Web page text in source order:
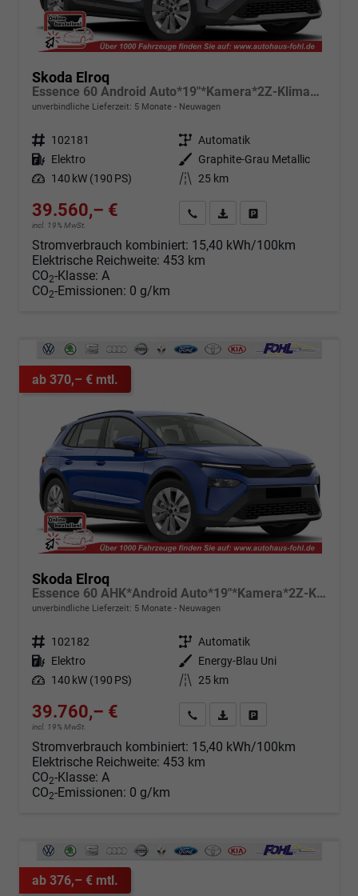
Skoda Elroq
Essence 60 Android Auto*19"*Kamera*2Z-Klimaauto*Totwinkel*LED*Tempomat
unverbindliche Lieferzeit: 5 Monate Neuwagen
Fahrzeugnr. 102181 Getriebe Automatik
Kraftstoff Elektro Außenfarbe
Graphite-Grau Metallic
Leistung 140 kW (190 PS) Kilometerstand 25 km
39.560,– €
incl. 19% MwSt.
Angebot anfordern
Fahrzeugexpose (PDF)
Stromverbrauch kombiniert: 15,40 kWh/100km
Elektrische Reichweite: 453 km
CO2-Klasse: A
CO2-Emissionen: 0 g/km
ab 370,– € mtl.
Skoda Elroq
Essence 60 AHK*Android Auto*19"*Kamera*2Z-Klimaauto*Totwinkel*LED*Tempomat
unverbindliche Lieferzeit: 5 Monate Neuwagen
Fahrzeugnr. 102182 Getriebe Automatik
Kraftstoff Elektro Außenfarbe
Energy-Blau Uni
Leistung 140 kW (190 PS) Kilometerstand 25 km
39.760,– €
incl. 19% MwSt.
Angebot anfordern
Fahrzeugexpose (PDF)
Stromverbrauch kombiniert: 15,40 kWh/100km
Elektrische Reichweite: 453 km
CO2-Klasse: A
CO2-Emissionen: 0 g/km
ab 376,– € mtl.